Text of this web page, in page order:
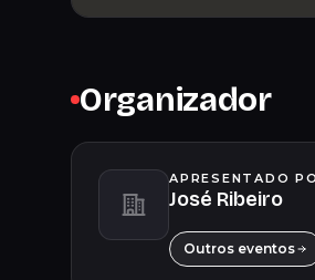
Organizador
APRESENTADO
José Ribeiro
Outros eventos